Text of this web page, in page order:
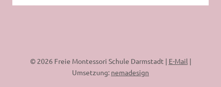
© 2026 Freie Montessori Schule Darmstadt | E-Mail |
Umsetzung: nemadesign